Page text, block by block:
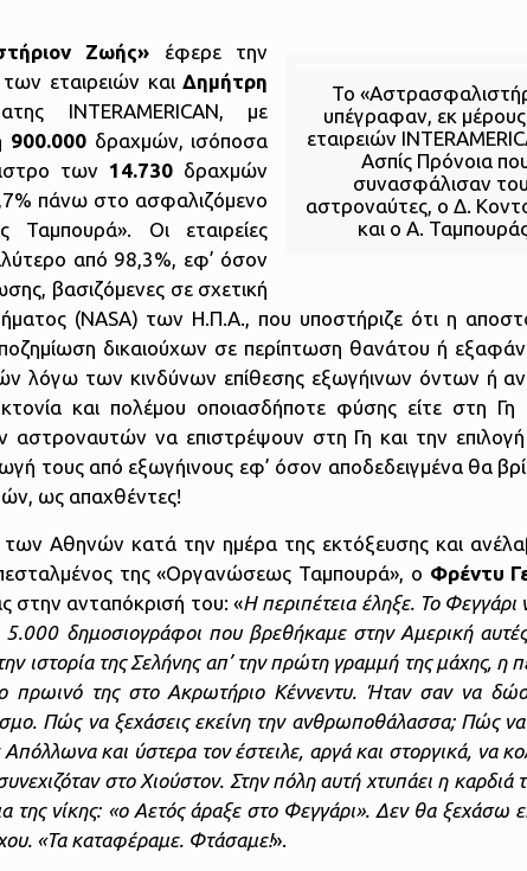
Το
υπέγραφαν, εκ
εταιρειών
Ασπίς Πρόνοια
συνασφάλισαν
αστροναύτες, ο Δ.
και ο Α.
Ζωής» έφερε την
εταιρειών καιΔημήτρη
INTERAMERICAN, με
900.000δραχμών, ισόποσα
των 14.730 δραχμών
πάνω στο ασφαλιζόμενο
Οι εταιρείες
από 98,3%, εφ’ όσον
βασιζόμενες σε σχετική
(NASA) των Η.Π.Α., που υποστήριζε ότι η
δικαιούχων σε περίπτωση θανάτου ή
λόγω των κινδύνων επίθεσης εξωγήινων όντων ή
και πολέμου οποιασδήποτε φύσης είτε στη Γη
να επιστρέψουν στη Γη και την
τους από εξωγήινους εφ’ όσον αποδεδειγμένα θα
ως απαχθέντες!
Αθηνών κατά την ημέρα της εκτόξευσης και
της «Οργανώσεως Ταμπουρά», ο Φρέντυ
στην ανταπόκρισή του: «Η περιπέτεια έληξε. Το Φεγγάρι
δημοσιογράφοι που βρεθήκαμε στην Αμερική
ιστορία της Σελήνης απ’ την πρώτη γραμμή της μάχης, η
πρωινό της στο Ακρωτήριο Κέννεντυ. Ήταν σαν να
Πώς να ξεχάσεις εκείνη την ανθρωποθάλασσα; Πώς να
και ύστερα τον έστειλε, αργά και στοργικά, να
στο Χιούστον. Στην πόλη αυτή χτυπάει η καρδιά
νίκης: «ο Αετός άραξε στο Φεγγάρι». Δεν θα ξεχάσω
«Τα καταφέραμε. Φτάσαμε!».